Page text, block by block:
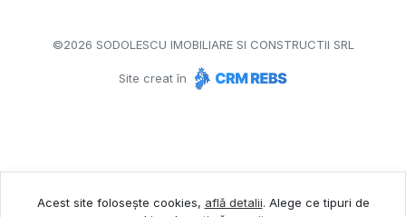
©2026 SODOLESCU IMOBILIARE SI CONSTRUCTII SRL
Site creat în
Acest site folosește cookies, află detalii. Alege ce tipuri de